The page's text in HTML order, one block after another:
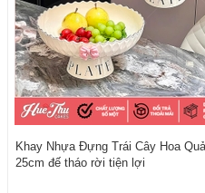
Khay Nhựa Đựng Trái Cây Hoa Quả
25cm đế tháo rời tiện lợi